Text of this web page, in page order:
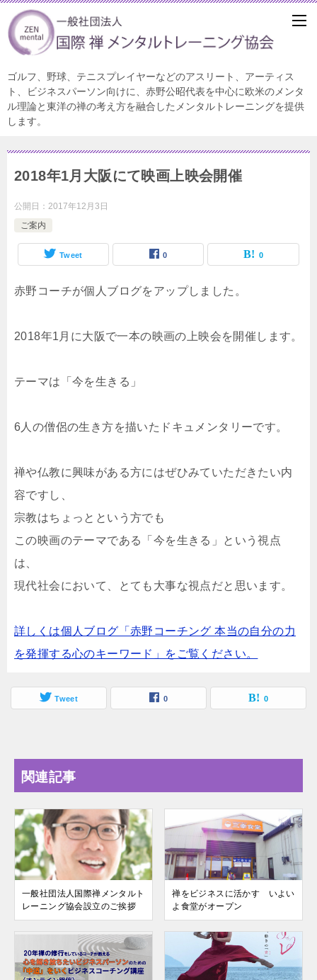
ゴルフ、野球、テニスプレイヤーなどのアスリート、アーティス
ト、ビジネスパーソン向けに、赤野公昭代表を中心に欧米のメンタ
ル理論と東洋の禅の考え方を融合したメンタルトレーニングを提供
します。
2018年1月大阪にて映画上映会開催
公開日： 2017年12月3日
ご案内
Tweet 0 0
赤野コーチが個人ブログをアップしました。
2018年1月に大阪で一本の映画の上映会を開催します。
テーマは「今を生きる」
6人の僧侶の生き方を描いたドキュメンタリーです。
禅や仏教に興味がある方にはぜひみていただきたい内
容ですし、
宗教はちょっとという方でも
この映画のテーマである「今を生きる」という視点
は、
現代社会において、とても大事な視点だと思います。
詳しくは個人ブログ「赤野コーチング 本当の自分の力
を発揮する心のキーワード」をご覧ください。
Tweet 0 0
関連記事
一般社団法人国際禅メンタルト
レーニング協会設立のご挨拶
禅をビジネスに活かす いよい
よ食堂がオープン